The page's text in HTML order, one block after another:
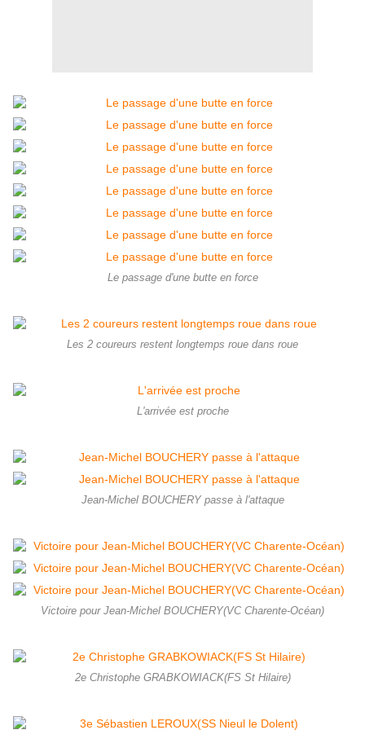
Le passage d'une butte en force
Les 2 coureurs restent longtemps roue dans roue
L'arrivée est proche
Jean-Michel BOUCHERY passe à l'attaque
Victoire pour Jean-Michel BOUCHERY(VC Charente-Océan)
2e Christophe GRABKOWIACK(FS St Hilaire)